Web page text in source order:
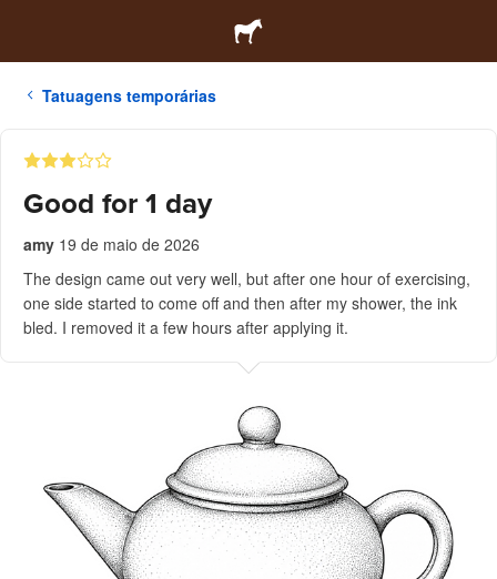
Tatuagens temporárias
Good for 1 day
amy 19 de maio de 2026
The design came out very well, but after one hour of exercising,
one side started to come off and then after my shower, the ink
bled. I removed it a few hours after applying it.